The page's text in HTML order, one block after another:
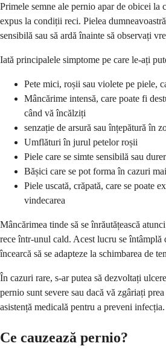
Primele semne ale pernio apar de obicei la
expus la condiții reci. Pielea
sensibilă sau să ardă înainte să observați
Iată principalele simptome pe care le-ați
Pete mici, roșii sau violete pe piele,
Mâncărime intensă, care poate fi
când vă încălziți
senzație de arsură sau înțepătură în
Umflături în jurul petelor roșii
Piele care se simte sensibilă sau
Bășici care se pot forma în cazuri
Piele uscată, crăpată, care se poate
vindecarea
Mâncărimea tinde să se înrăutățească
rece într-unul cald. Acest lucru se întâmplă
încearcă să se adapteze la schimbarea de
În cazuri rare, s-ar putea să dezvoltați
pernio sunt severe sau dacă vă zgâriați
asistență medicală pentru a preveni infecția.
Ce cauzează pernio?